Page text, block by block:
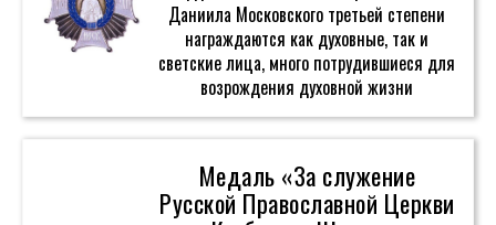
Даниила Московского третьей степени
награждаются как духовные, так и
светские лица, много потрудившиеся для
возрождения духовной жизни
Медаль «За служение
Русской Православной Церкви